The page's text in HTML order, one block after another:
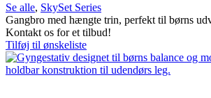
Se alle, SkySet Series
Gangbro med hængte trin, perfekt til børns
Kontakt os for et tilbud!
Tilføj til ønskeliste